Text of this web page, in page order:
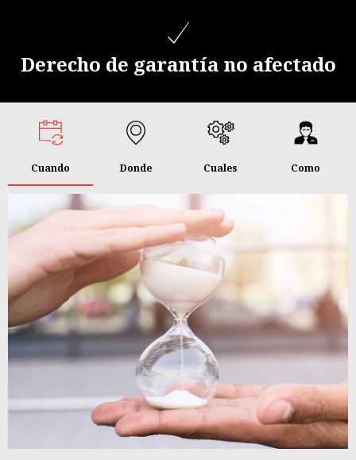
Derecho de garantía no afectado
Cuando Donde Cuales Como